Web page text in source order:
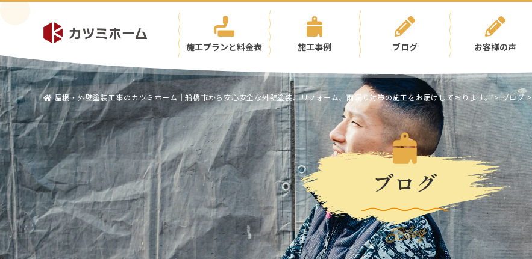
施工プランと料金表 施工事例 ブログ お客様の声
屋根・外壁塗装工事のカツミホーム｜船橋市から安心安全な外壁塗装、リフォーム、雨漏り対策の施工をお届けしております。>ブログ>
ブログ
Blog